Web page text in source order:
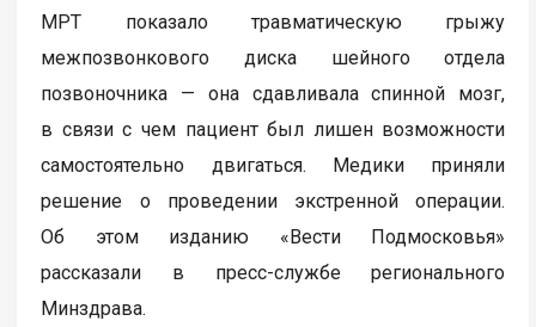
МРТ показало травматическую грыжу
межпозвонкового диска шейного отдела
позвоночника — она сдавливала спинной мозг,
в связи с чем пациент был лишен возможности
самостоятельно двигаться. Медики приняли
решение о проведении экстренной операции.
Об этом изданию «Вести Подмосковья»
рассказали в пресс-службе регионального
Минздрава.